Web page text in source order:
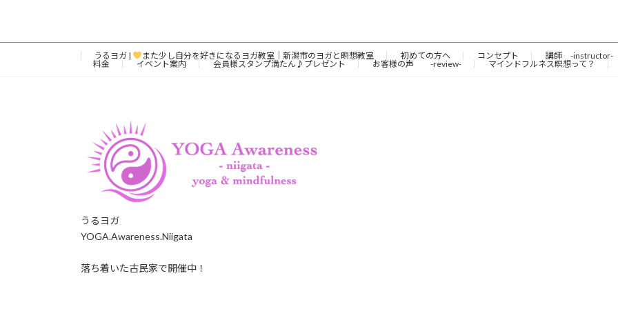
うるヨガ | また少し自分を好きになるヨガ教室｜新潟市のヨガと瞑想教室 初めての方へ コンセプト
講師 -instructor-
料金
イベント案内 会員様スタンプ満たん♪プレゼント お客様の声 -review- マインドフルネス瞑想って？
うるヨガ
YOGA.Awareness.Niigata
落ち着いた古民家で開催中！